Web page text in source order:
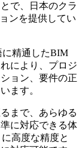
で、日本のクラ
ンを提供してい
に精通したBIM
により、プロジ
ョン、要件の正
ます。
まで、あらゆる
に対応できる体
高度な精度と